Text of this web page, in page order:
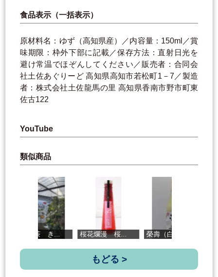
食品表示（一括表示）
原材料名：ゆず（高知県産）／内容量：150ml／賞
味期限：枠外下部に記載／保存方法：直射日光を
避け常温でほぞんしてください／販売者：合同会
社土佐あぐりーど 高知県高知市若松町1－7／製造
者：株式会社土佐龍馬の里 高知県香南市野市町東
佐古122
YouTube
類似商品
グァバ茶 き... 桜花爛漫 桜... 榮壽（白）
もどる >